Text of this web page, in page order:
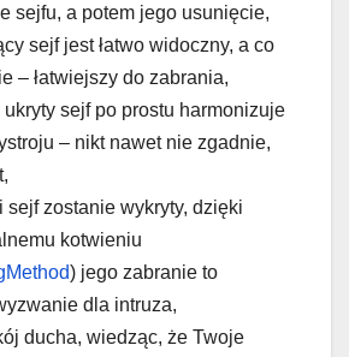
sejfu, a potem jego usunięcie,
sejf jest łatwo widoczny, a co
– łatwiejszy do zabrania,
sejf po prostu harmonizuje
– nikt nawet nie zgadnie,
sejf zostanie wykryty, dzięki
kotwieniu
) jego zabranie to
dla intruza,
ducha, wiedząc, że Twoje